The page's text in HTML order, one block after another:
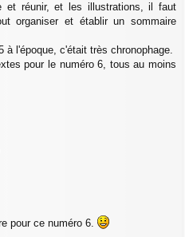
et réunir, et les illustrations, il faut
organiser et établir un sommaire
à l'époque, c'était très chronophage.
pour le numéro 6, tous au moins
pour ce numéro 6.